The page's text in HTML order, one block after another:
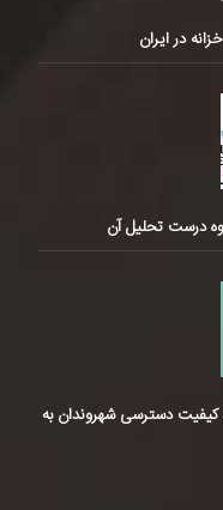
در ایران
درست تحلیل آن
دسترسی شهروندان به